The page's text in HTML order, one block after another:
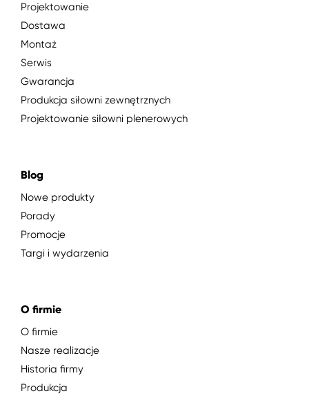
Projektowanie
Dostawa
Montaż
Serwis
Gwarancja
Produkcja siłowni zewnętrznych
Projektowanie siłowni plenerowych
Blog
Nowe produkty
Porady
Promocje
Targi i wydarzenia
O firmie
O firmie
Nasze realizacje
Historia firmy
Produkcja